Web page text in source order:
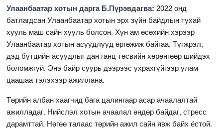
Улаанбаатар хотын дарга Б.Пүрэвдагва: 2022 онд
батлагдсан Улаанбаатар хотын эрх зүйн байдлын тухай
хууль маш сайн хууль болсон. Хүн ам өсөхийн хэрээр
Улаанбаатар хотын асуудлууд өргөжиж байгаа. Түгжрэл,
дэд бүтцийн асуудлыг дан ганц төсвийн хөрөнгөөр шийдэх
боломжгүй. Энэ байр суурь дээрээс ухрахгүйгээр улам
цаашаа тэлэхээр ажиллана.
Төрийн албан хаагчид бага цалингаар асар ачаалалтай
ажилладаг. Нийслэл хотын ачаалал өндөр байдаг, стресс
дарамттай. Нөгөө талаас төрийн ажил сайн явж байх ёстой.